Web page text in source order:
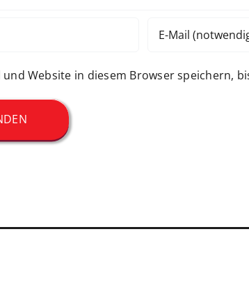
und Website in diesem Browser speichern,